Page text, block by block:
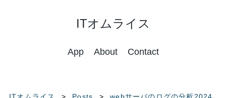
ITオムライス
App About Contact